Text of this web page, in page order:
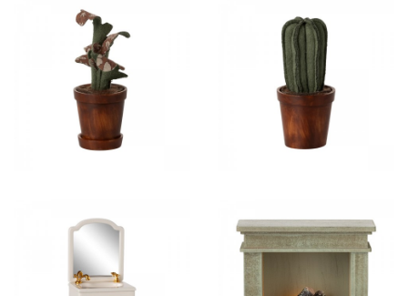
14,00 € 14,00 €
35,00 € 32,50 €